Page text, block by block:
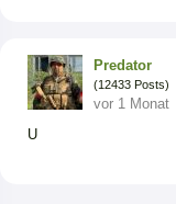
Predator
(12433 Posts)
vor 1 Monat
U